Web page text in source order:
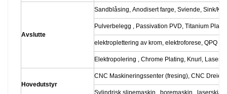
Avslutte
Sandblåsing, Anodisert farge, Sviende, Sink/
Pulverbelegg , Passivation PVD, Titanium
elektroplettering av krom, elektroforese, QPQ
Elektropolering , Chrome Plating, Knurl, Laser
Hovedutstyr
CNC Maskineringssenter (fresing), CNC